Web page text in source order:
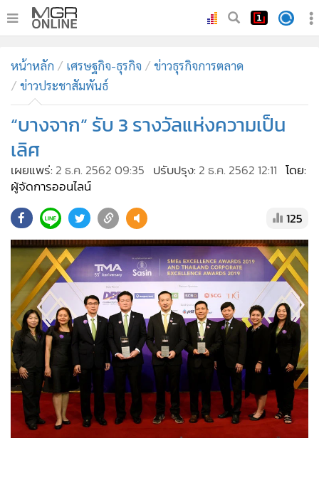
ทันเหตุการณ์
ภาคใต้
• ภูมิภาค
• Online Section
• บันเทิง
• ผู้จัดการรายวัน
• คอลัมนิสต์
• ละคร
• CbizReview
Cyber BIZ
• ผู้จัดกวน
• Good health & Well-being
• Green Innovation & SD
• Management & HR
• MGR Live
Infographic
การเมือง
หน้าหลัก เศรษฐกิจ-ธุรกิจ
ข่าวธุรกิจการตลาด
ข่าวประชาสัมพันธ์
“บางจาก” รับ 3 รางวัลแห่งความเป็น
เลิศ
เผยแพร่: 2 ธ.ค. 2562 09:35 ปรับปรุง: 2 ธ.ค. 2562 12:11 โดย:
ผู้จัดการออนไลน์
125